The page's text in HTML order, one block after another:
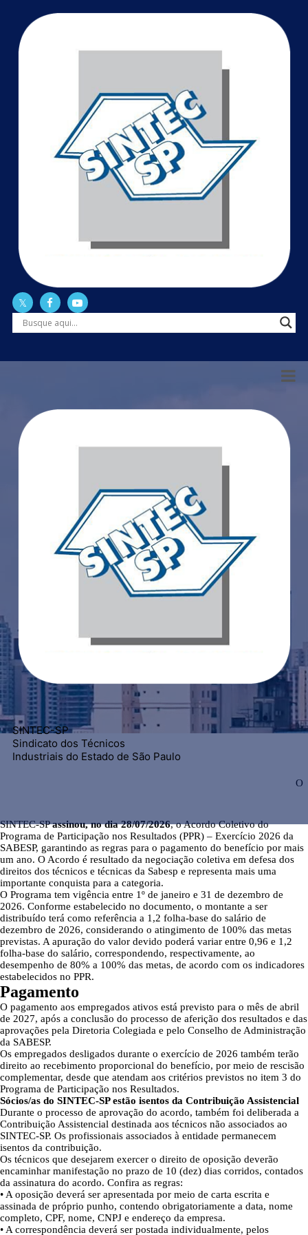
SINTEC-SP
Sindicato dos Técnicos
Industriais do Estado de São Paulo
O
SINTEC-SPassinou, no dia 28/07/2026, o Acordo Coletivo do
Programa de Participação nos Resultados (PPR) – Exercício 2026 da
SABESP, garantindo as regras para o pagamento do benefício por mais
um ano. O Acordo é resultado da negociação coletiva em defesa dos
direitos dos técnicos e técnicas da Sabesp e representa mais uma
importante conquista para a categoria.
O Programa tem vigência entre 1º de janeiro e 31 de dezembro de
2026. Conforme estabelecido no documento, o montante a ser
distribuído terá como referência a 1,2 folha-base do salário de
dezembro de 2026, considerando o atingimento de 100% das metas
previstas. A apuração do valor devido poderá variar entre 0,96 e 1,2
folha-base do salário, correspondendo, respectivamente, ao
desempenho de 80% a 100% das metas, de acordo com os indicadores
estabelecidos no PPR.
Pagamento
O pagamento aos empregados ativos está previsto para o mês de abril
de 2027, após a conclusão do processo de aferição dos resultados e das
aprovações pela Diretoria Colegiada e pelo Conselho de Administração
da SABESP.
Os empregados desligados durante o exercício de 2026 também terão
direito ao recebimento proporcional do benefício, por meio de rescisão
complementar, desde que atendam aos critérios previstos no item 3 do
Programa de Participação nos Resultados.
Sócios/as do SINTEC-SP estão isentos da Contribuição Assistencial
Durante o processo de aprovação do acordo, também foi deliberada a
Contribuição Assistencial destinada aos técnicos não associados ao
SINTEC-SP. Os profissionais associados à entidade permanecem
isentos da contribuição.
Os técnicos que desejarem exercer o direito de oposição deverão
encaminhar manifestação no prazo de 10 (dez) dias corridos, contados
da assinatura do acordo. Confira as regras:
• A oposição deverá ser apresentada por meio de carta escrita e
assinada de próprio punho, contendo obrigatoriamente a data, nome
completo, CPF, nome, CNPJ e endereço da empresa.
• A correspondência deverá ser postada individualmente, pelos